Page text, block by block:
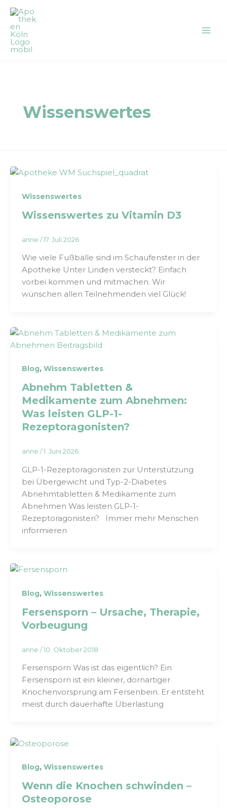
Zum
Inhalt
springen
Wissenswertes
Wissenswertes
Wissenswertes zu Vitamin D3
anne /17. Juli 2026
Wie viele Fußbälle sind im Schaufenster in der
Apotheke Unter Linden versteckt? Einfach
vorbei kommen und mitmachen. Wir
wünschen allen Teilnehmenden viel Glück!
Blog, Wissenswertes
Abnehm Tabletten &
Medikamente zum Abnehmen:
Was leisten GLP-1-
Rezeptoragonisten?
anne /1. Juni 2026
GLP-1-Rezeptoragonisten zur Unterstützung
bei Übergewicht und Typ-2-Diabetes
Abnehmtabletten & Medikamente zum
Abnehmen Was leisten GLP-1-
Rezeptoragonisten? Immer mehr Menschen
informieren
Blog, Wissenswertes
Fersensporn – Ursache, Therapie,
Vorbeugung
anne /10. Oktober 2018
Fersensporn Was ist das eigentlich? Ein
Fersensporn ist ein kleiner, dornartiger
Knochenvorsprung am Fersenbein. Er entsteht
meist durch dauerhafte Überlastung
Blog, Wissenswertes
Wenn die Knochen schwinden –
Osteoporose